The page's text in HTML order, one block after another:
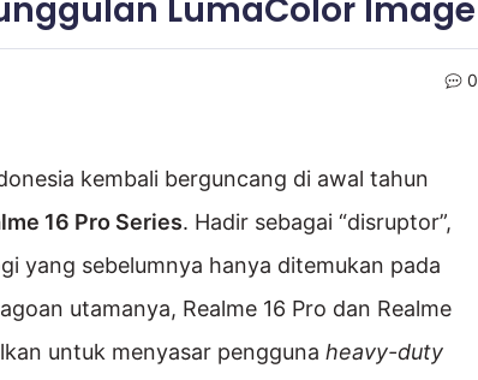
LumaColor Image
0
kembali berguncang di awal tahun
16 Pro Series. Hadir sebagai “disruptor”,
yang sebelumnya hanya ditemukan pada
utamanya, Realme 16 Pro dan Realme
untuk menyasar pengguna heavy-duty